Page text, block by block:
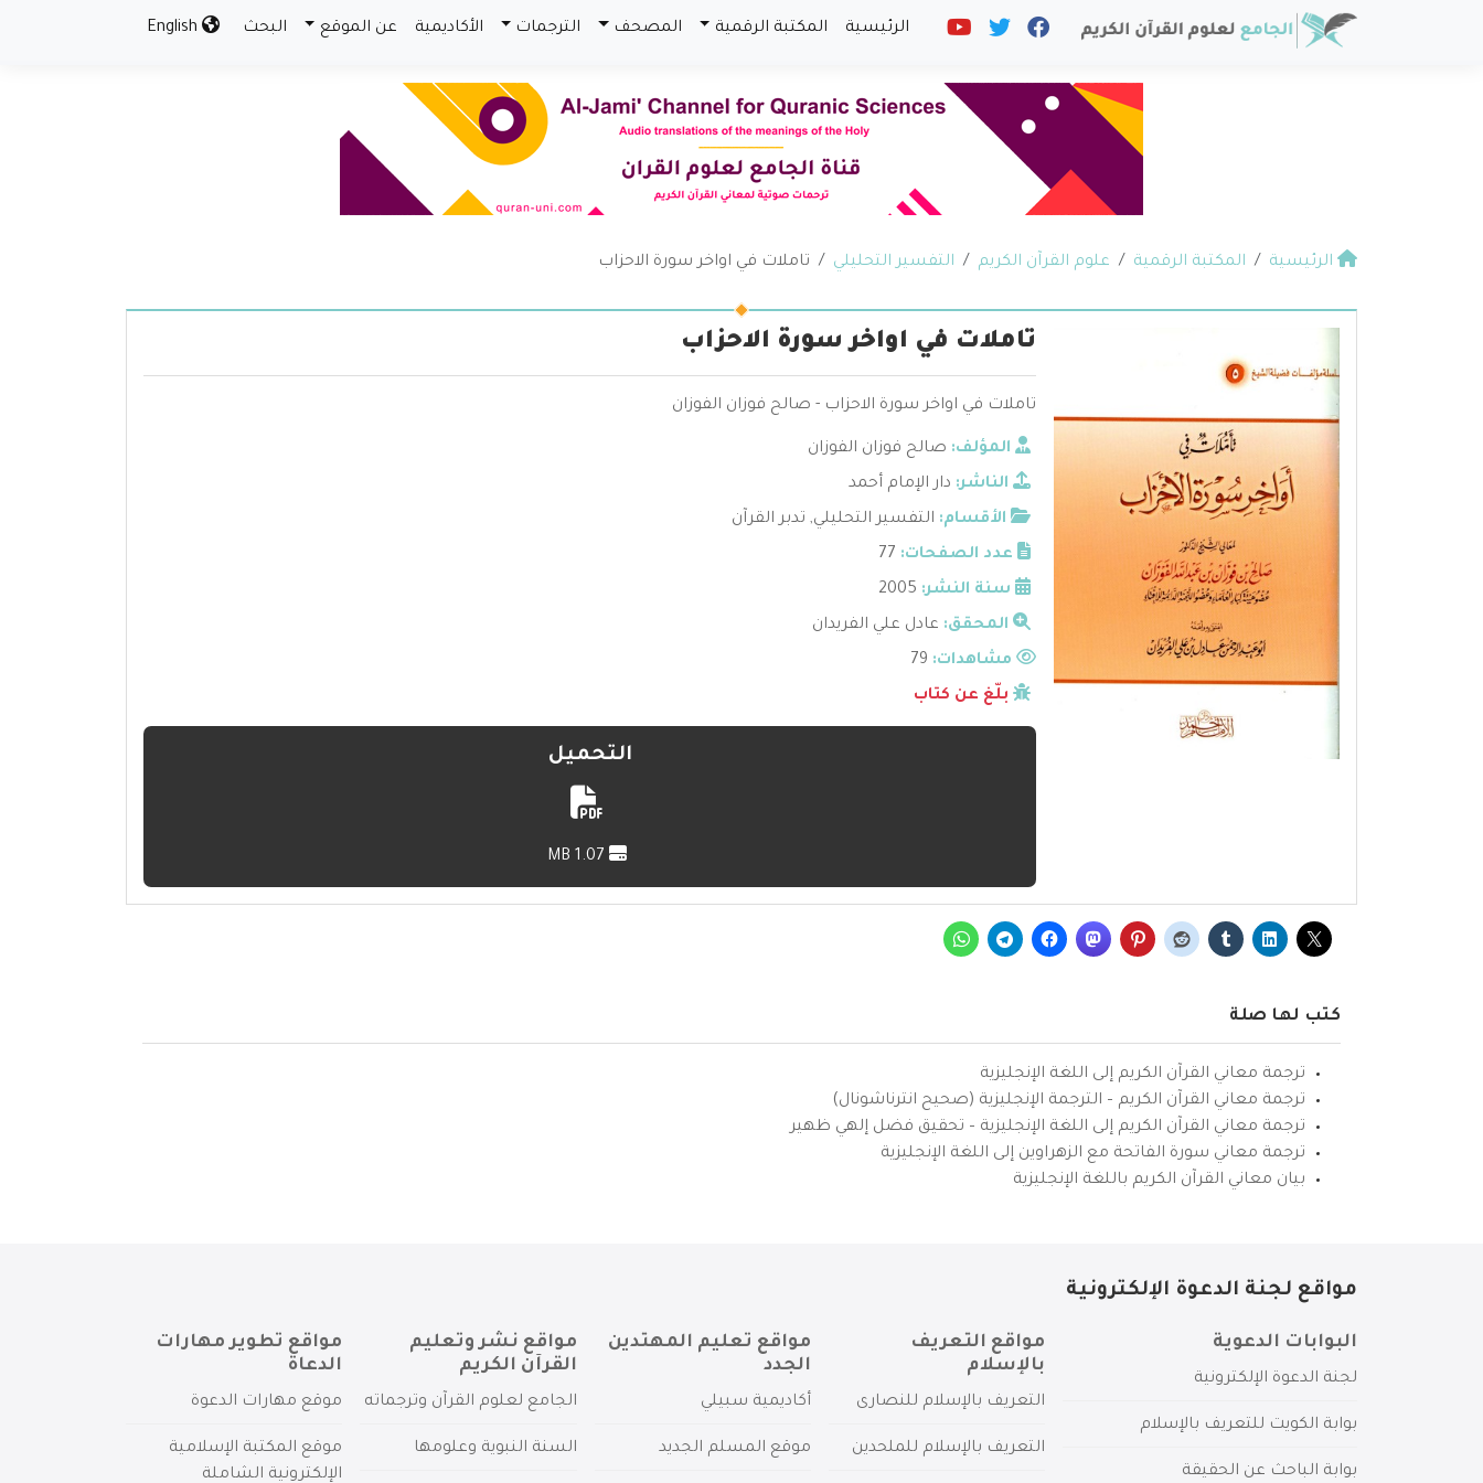
الرئيسية المكتبة الرقمية المصحف الترجمات الأكاديمية عن الموقع البحث
الرئيسية المكتبة الرقمية علوم القرآن الكريم التفسير التحليلي تاملات في اواخر سورة الاحزاب
تاملات في اواخر سورة الاحزاب
تاملات في اواخر سورة الاحزاب - صالح فوزان الفوزان
المؤلف: صالح فوزان الفوزان
الناشر: دار الإمام أحمد
الأقسام: التفسير التحليلي, تدبر القرآن
عدد الصفحات: 77
سنة النشر: 2005
المحقق: عادل علي الفريدان
مشاهدات:
بلّغ عن كتاب
التحميل
كتب لها صلة
ترجمة معاني القرآن الكريم إلى اللغة الإنجليزية
ترجمة معاني القرآن الكريم – الترجمة الإنجليزية (صحيح انترناشونال)
ترجمة معاني القرآن الكريم إلى اللغة الإنجليزية – تحقيق فضل إلهي ظهير
ترجمة معاني سورة الفاتحة مع الزهراوين إلى اللغة الإنجليزية
بيان معاني القرآن الكريم باللغة الإنجليزية
مواقع لجنة الدعوة الإلكترونية
البوابات الدعوية
لجنة الدعوة الإلكترونية
بوابة الكويت للتعريف بالإسلام
بوابة الباحث عن الحقيقة
مواقع التعريف
بالإسلام
التعريف بالإسلام للنصارى
التعريف بالإسلام للملحدين
مواقع تعليم المهتدين
الجدد
أكاديمية سبيلي
موقع المسلم الجديد
مواقع نشر وتعليم
القرآن الكريم
الجامع لعلوم القرآن وترجماته
السنة النبوية وعلومها
مواقع تطوير مهارات
الدعاة
موقع مهارات الدعوة
موقع المكتبة الإسلامية
الإلكترونية الشاملة